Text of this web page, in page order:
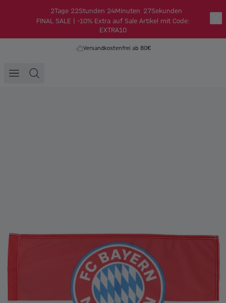
2Tage 22Stunden 24Minuten 26Sekunden
FINAL SALE | -10% Extra auf Sale Artikel mit Code:
EXTRA10
Versandkostenfrei ab 80€